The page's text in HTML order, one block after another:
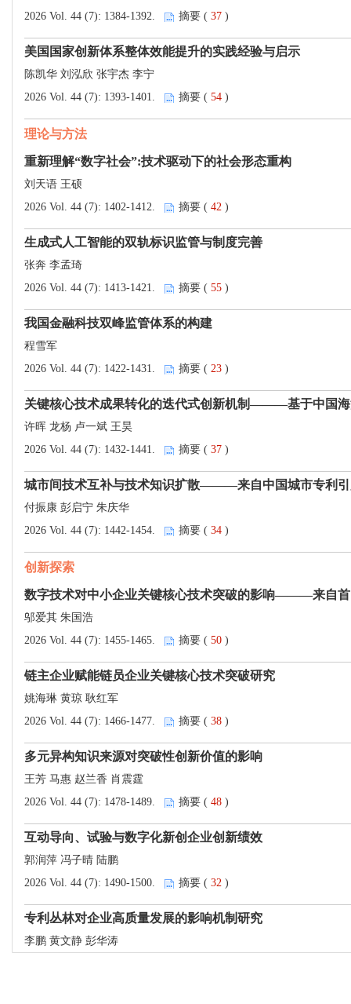
2026 Vol. 44 (7): 1384-1392.
摘要 ( 37 )
美国国家创新体系整体效能提升的实践经验与启示
陈凯华 刘泓欣 张宇杰 李宁
2026 Vol. 44 (7): 1393-1401.
摘要 ( 54 )
理论与方法
重新理解“数字社会”:技术驱动下的社会形态重构
刘天语 王硕
2026 Vol. 44 (7): 1402-1412.
摘要 ( 42 )
生成式人工智能的双轨标识监管与制度完善
张奔 李孟琦
2026 Vol. 44 (7): 1413-1421.
摘要 ( 55 )
我国金融科技双峰监管体系的构建
程雪军
2026 Vol. 44 (7): 1422-1431.
摘要 ( 23 )
关键核心技术成果转化的迭代式创新机制———基于中国海
许晖 龙杨 卢一斌 王昊
2026 Vol. 44 (7): 1432-1441.
摘要 ( 37 )
城市间技术互补与技术知识扩散———来自中国城市专利
付振康 彭启宁 朱庆华
2026 Vol. 44 (7): 1442-1454.
摘要 ( 34 )
创新探索
数字技术对中小企业关键核心技术突破的影响———来自首
邬爱其 朱国浩
2026 Vol. 44 (7): 1455-1465.
摘要 ( 50 )
链主企业赋能链员企业关键核心技术突破研究
姚海琳 黄琼 耿红军
2026 Vol. 44 (7): 1466-1477.
摘要 ( 38 )
多元异构知识来源对突破性创新价值的影响
王芳 马惠 赵兰香 肖震霆
2026 Vol. 44 (7): 1478-1489.
摘要 ( 48 )
互动导向、试验与数字化新创企业创新绩效
郭润萍 冯子晴 陆鹏
2026 Vol. 44 (7): 1490-1500.
摘要 ( 32 )
专利丛林对企业高质量发展的影响机制研究
李鹏 黄文静 彭华涛